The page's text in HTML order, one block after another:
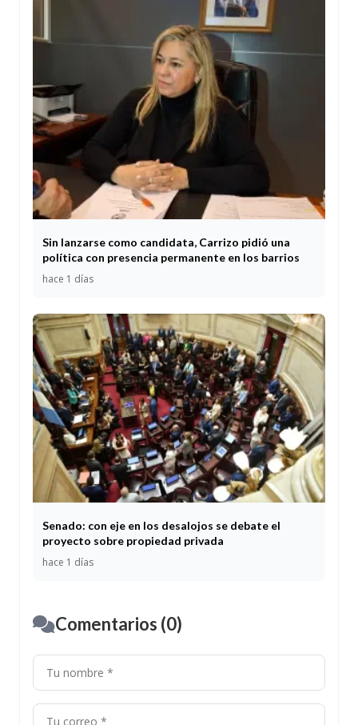
Sin lanzarse como candidata, Carrizo pidió una
política con presencia permanente en los barrios
hace 1 días
Senado: con eje en los desalojos se debate el
proyecto sobre propiedad privada
hace 1 días
Comentarios (0)